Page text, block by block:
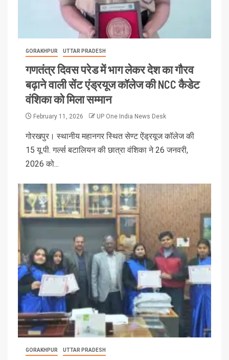
GORAKHPUR UTTAR PRADESH
गणतंत्र दिवस परेड में भाग लेकर देश का गौरव
बढ़ाने वाली सेंट एंड्रयूज कॉलेज की NCC कैडेट
वंशिका को मिला सम्मान
February 11, 2026 UP One India News Desk
गोरखपुर। स्थानीय महानगर स्थित सेण्ट ऐंड्रयूज कॉलेज की
15 यू.पी. गर्ल्स बटालियन की छात्रा वंशिका ने 26 जनवरी,
2026 को...
GORAKHPUR UTTAR PRADESH